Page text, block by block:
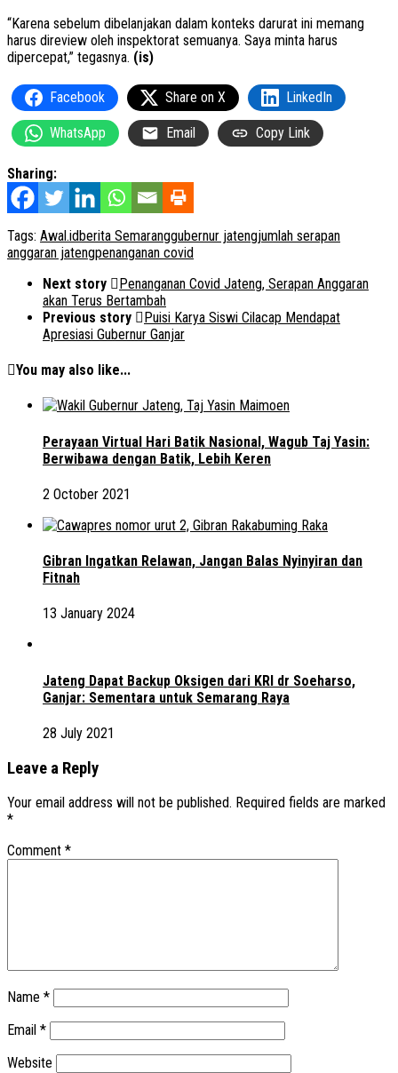
“Karena sebelum dibelanjakan dalam konteks darurat ini memang
harus direview oleh inspektorat semuanya. Saya minta harus
dipercepat,” tegasnya. (is)
Facebook Share on X LinkedIn
WhatsApp Email Copy Link
Sharing:
Tags: Awal.idberita Semaranggubernur jatengjumlah serapan
anggaran jatengpenanganan covid
Next story
Penanganan Covid Jateng, Serapan Anggaran
akan Terus Bertambah
Previous story
Puisi Karya Siswi Cilacap Mendapat
Apresiasi Gubernur Ganjar
You may also like...
Perayaan Virtual Hari Batik Nasional, Wagub Taj Yasin:
Berwibawa dengan Batik, Lebih Keren
2 October 2021
Gibran Ingatkan Relawan, Jangan Balas Nyinyiran dan
Fitnah
13 January 2024
Jateng Dapat Backup Oksigen dari KRI dr Soeharso,
Ganjar: Sementara untuk Semarang Raya
28 July 2021
Leave a Reply
Your email address will not be published. Required fields are marked
*
Comment *
Name *
Email *
Website